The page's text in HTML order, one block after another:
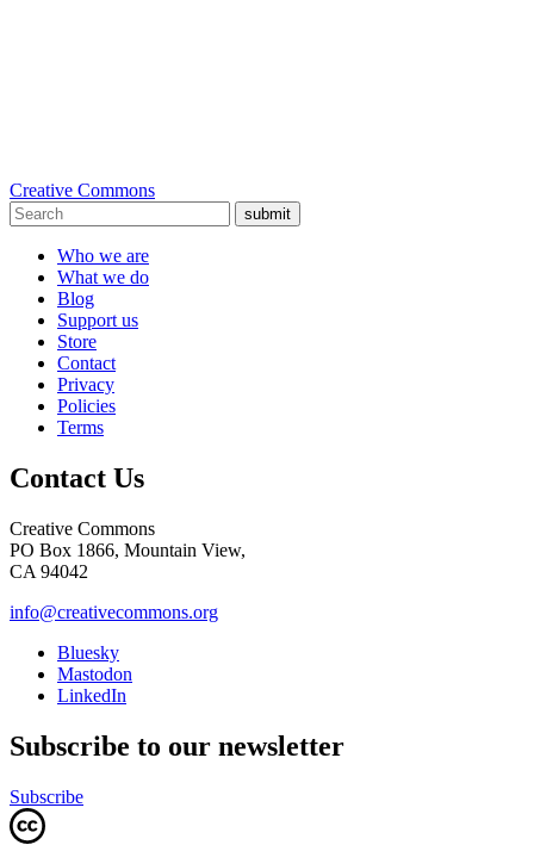
Creative Commons
submit
Who we are
What we do
Blog
Support us
Store
Contact
Privacy
Policies
Terms
Contact Us
Creative Commons
PO Box 1866, Mountain View,
CA 94042
info@creativecommons.org
Bluesky
Mastodon
LinkedIn
Subscribe to our newsletter
Subscribe